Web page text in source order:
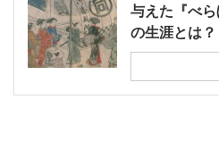
与えた『べ
の生涯とは？